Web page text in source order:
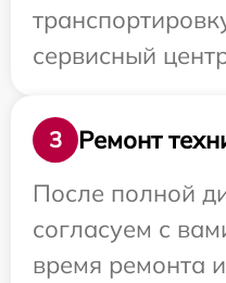
сервисный
3
Ремонт
После полной
согласуем с
время ремонта